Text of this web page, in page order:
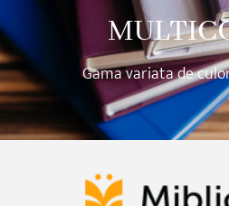
Gama variata de